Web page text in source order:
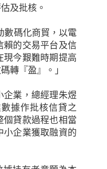
及批核。
數碼化商貿，以電
的交易平台及信
今艱難時期提高
轉『盈』。」
業，總經理朱煜
據作批核信貸之
貸款過程也相當
企業獲取融資的
事。然而，他們對成本
險
收入減少（75%）、核
慮在過去三年不斷增加
言至關重要，這種規劃
明朗的經濟環境下，
任索償等有可能中斷
其業務。我們隨時為